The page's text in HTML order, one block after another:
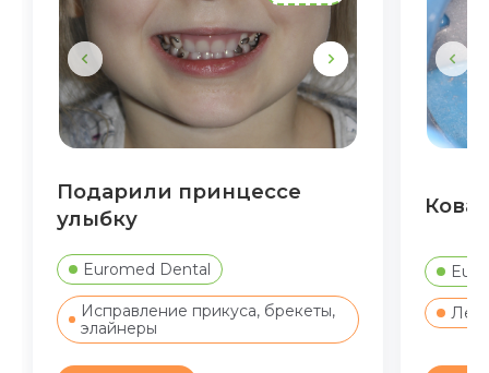
Подарили принцессе
улыбку
Euromed Dental
Исправление прикуса, брекеты,
элайнеры